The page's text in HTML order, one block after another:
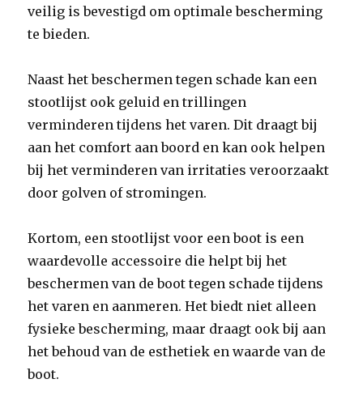
veilig is bevestigd om optimale bescherming
te bieden.
Naast het beschermen tegen schade kan een
stootlijst ook geluid en trillingen
verminderen tijdens het varen. Dit draagt bij
aan het comfort aan boord en kan ook helpen
bij het verminderen van irritaties veroorzaakt
door golven of stromingen.
Kortom, een stootlijst voor een boot is een
waardevolle accessoire die helpt bij het
beschermen van de boot tegen schade tijdens
het varen en aanmeren. Het biedt niet alleen
fysieke bescherming, maar draagt ook bij aan
het behoud van de esthetiek en waarde van de
boot.